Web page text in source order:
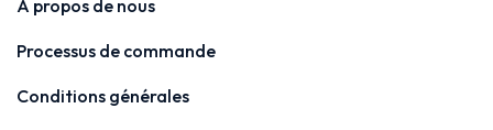
À propos de nous
Processus de commande
Conditions générales